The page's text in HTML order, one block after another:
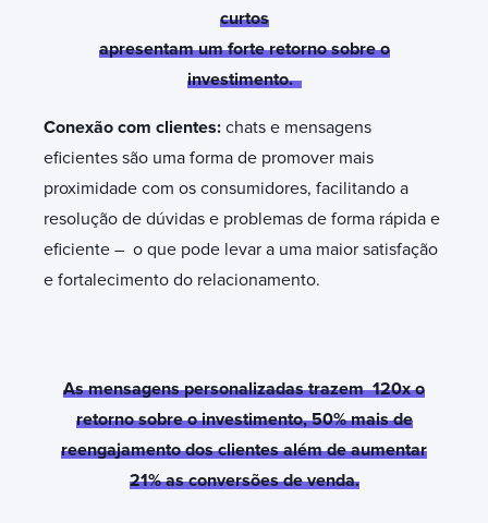
curtos
apresentam um forte retorno sobre o
investimento.
Conexão com clientes: chats e mensagens
eficientes são uma forma de promover mais
proximidade com os consumidores, facilitando a
resolução de dúvidas e problemas de forma rápida e
eficiente – o que pode levar a uma maior satisfação
e fortalecimento do relacionamento.
As mensagens personalizadas trazem 120x o
retorno sobre o investimento, 50% mais de
reengajamento dos clientes além de aumentar
21% as conversões de venda.